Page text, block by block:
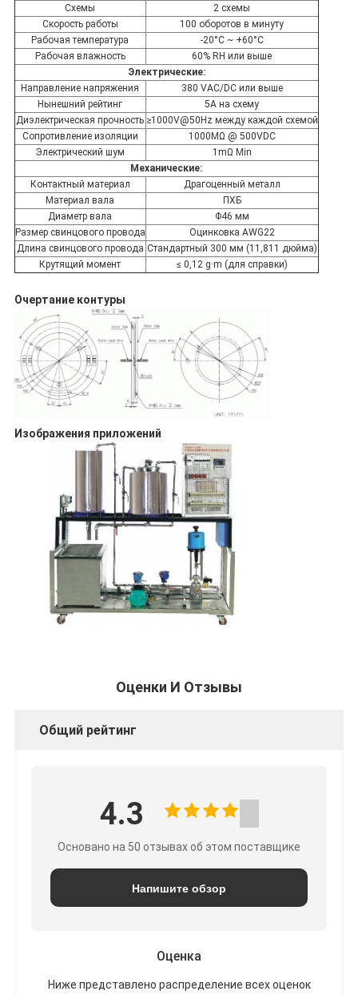
Схемы
2 схемы
Скорость работы
100 оборотов в минуту
Рабочая температура
-20°C ~ +60°C
Рабочая влажность
60% RH или выше
Электрические:
Направление напряжения
380 VAC/DC или выше
Нынешний рейтинг
5А на схему
Диэлектрическая прочность ≥1000V@50Hz между каждой схемой
Сопротивление изоляции
1000MΩ @ 500VDC
Электрический шум
1mΩ Min
Механические:
Контактный материал
Драгоценный металл
Материал вала
ПХБ
Диаметр вала
Φ46 мм
Размер свинцового провода
Оцинковка AWG22
Длина свинцового провода Стандартный 300 мм (11,811 дюйма)
Крутящий момент
≤ 0,12 g·m (для справки)
Очертание контуры
Изображения приложений
Оценки И Отзывы
Общий рейтинг
4.3
Основано на 50 отзывах об этом поставщике
Напишите обзор
Оценка
Ниже представлено распределение всех оценок